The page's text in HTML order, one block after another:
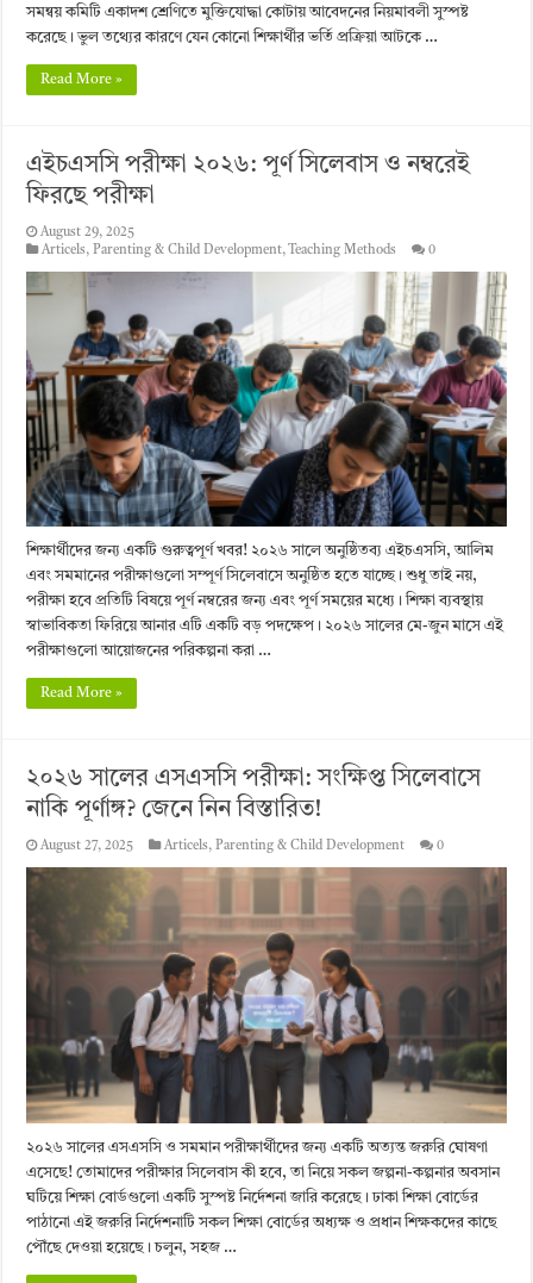
সমন্বয় কমিটি একাদশ শ্রেণিতে মুক্তিযোদ্ধা কোটায় আবেদনের নিয়মাবলী সুস্পষ্ট
করেছে। ভুল তথ্যের কারণে যেন কোনো শিক্ষার্থীর ভর্তি প্রক্রিয়া আটকে …
Read More »
এইচএসসি পরীক্ষা ২০২৬: পূর্ণ সিলেবাস ও নম্বরেই
ফিরছে পরীক্ষা
August 29, 2025
Articels,Parenting & Child Development, Teaching Methods 0
শিক্ষার্থীদের জন্য একটি গুরুত্বপূর্ণ খবর! ২০২৬ সালে অনুষ্ঠিতব্য এইচএসসি, আলিম
এবং সমমানের পরীক্ষাগুলো সম্পূর্ণ সিলেবাসে অনুষ্ঠিত হতে যাচ্ছে। শুধু তাই নয়,
পরীক্ষা হবে প্রতিটি বিষয়ে পূর্ণ নম্বরের জন্য এবং পূর্ণ সময়ের মধ্যে। শিক্ষা ব্যবস্থায়
স্বাভাবিকতা ফিরিয়ে আনার এটি একটি বড় পদক্ষেপ। ২০২৬ সালের মে-জুন মাসে এই
পরীক্ষাগুলো আয়োজনের পরিকল্পনা করা …
Read More »
২০২৬ সালের এসএসসি পরীক্ষা: সংক্ষিপ্ত সিলেবাসে
নাকি পূর্ণাঙ্গ? জেনে নিন বিস্তারিত!
August 27, 2025 Articels,Parenting & Child Development 0
২০২৬ সালের এসএসসি ও সমমান পরীক্ষার্থীদের জন্য একটি অত্যন্ত জরুরি ঘোষণা
এসেছে! তোমাদের পরীক্ষার সিলেবাস কী হবে, তা নিয়ে সকল জল্পনা-কল্পনার অবসান
ঘটিয়ে শিক্ষা বোর্ডগুলো একটি সুস্পষ্ট নির্দেশনা জারি করেছে। ঢাকা শিক্ষা বোর্ডের
পাঠানো এই জরুরি নির্দেশনাটি সকল শিক্ষা বোর্ডের অধ্যক্ষ ও প্রধান শিক্ষকদের কাছে
পৌঁছে দেওয়া হয়েছে। চলুন, সহজ …